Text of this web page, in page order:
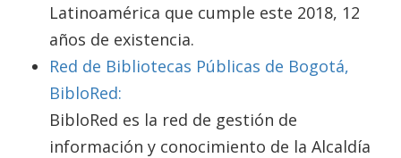
Latinoamérica que cumple este 2018, 12
años de existencia.
Red de Bibliotecas Públicas de Bogotá,
BibloRed:
BibloRed es la red de gestión de
información y conocimiento de la Alcaldía